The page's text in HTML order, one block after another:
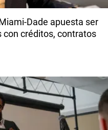
Dade apuesta ser
con créditos, contratos